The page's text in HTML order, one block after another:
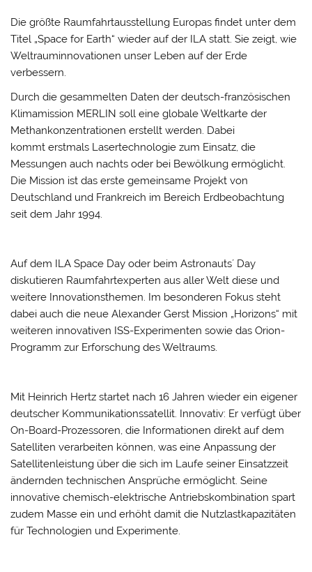
Die größte Raumfahrtausstellung Europas findet unter dem
Titel „Space for Earth“ wieder auf der ILA statt. Sie zeigt, wie
Weltrauminnovationen unser Leben auf der Erde
verbessern.
Durch die gesammelten Daten der deutsch-französischen
Klimamission MERLIN soll eine globale Weltkarte der
Methankonzentrationen erstellt werden. Dabei
kommt erstmals Lasertechnologie zum Einsatz, die
Messungen auch nachts oder bei Bewölkung ermöglicht.
Die Mission ist das erste gemeinsame Projekt von
Deutschland und Frankreich im Bereich Erdbeobachtung
seit dem Jahr 1994.
Auf dem ILA Space Day oder beim Astronauts´ Day
diskutieren Raumfahrtexperten aus aller Welt diese und
weitere Innovationsthemen. Im besonderen Fokus steht
dabei auch die neue Alexander Gerst Mission „Horizons“ mit
weiteren innovativen ISS-Experimenten sowie das Orion-
Programm zur Erforschung des Weltraums.
Mit Heinrich Hertz startet nach 16 Jahren wieder ein eigener
deutscher Kommunikationssatellit. Innovativ: Er verfügt über
On-Board-Prozessoren, die Informationen direkt auf dem
Satelliten verarbeiten können, was eine Anpassung der
Satellitenleistung über die sich im Laufe seiner Einsatzzeit
ändernden technischen Ansprüche ermöglicht. Seine
innovative chemisch-elektrische Antriebskombination spart
zudem Masse ein und erhöht damit die Nutzlastkapazitäten
für Technologien und Experimente.